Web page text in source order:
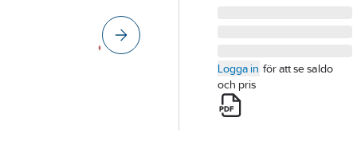
Logga in för att se saldo
och pris